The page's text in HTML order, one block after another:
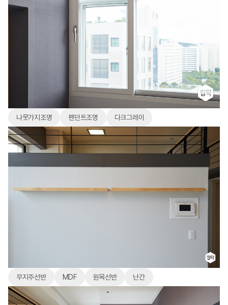
나뭇가지조명 펜던트조명 다크그레이
무지주선반 MDF 원목선반 난간